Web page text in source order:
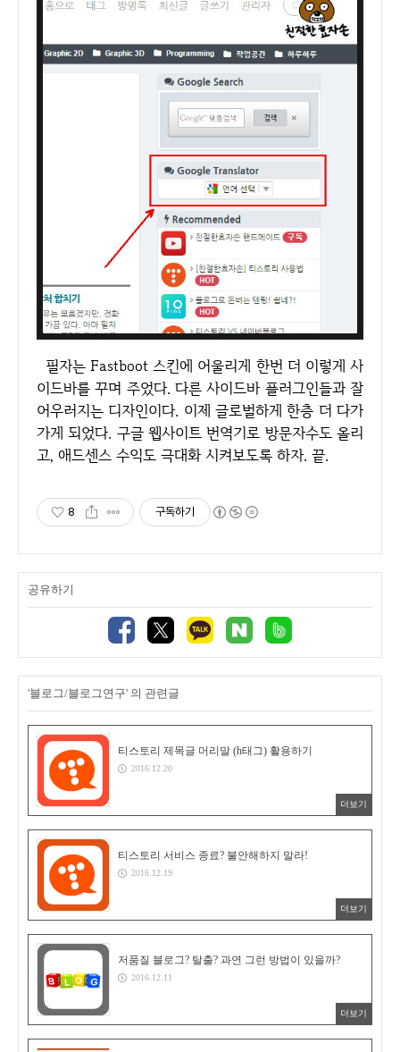
필자는 Fastboot 스킨에 어울리게 한번 더 이렇게 사
이드바를 꾸며 주었다. 다른 사이드바 플러그인들과 잘
어우러지는 디자인이다. 이제 글로벌하게 한층 더 다가
가게 되었다. 구글 웹사이트 번역기로 방문자수도 올리
고, 애드센스 수익도 극대화 시켜보도록 하자. 끝.
8 구독하기
공유하기
'블로그/블로그연구' 의 관련글
티스토리 제목글 머리말 (h태그) 활용하기
2016.12.20
더보기
티스토리 서비스 종료? 불안해하지 말라!
2016.12.19
더보기
저품질 블로그? 탈출? 과연 그런 방법이 있을까?
2016.12.11
더보기